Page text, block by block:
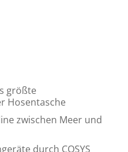
größte
Hosentasche
zwischen Meer und
durch COSYS